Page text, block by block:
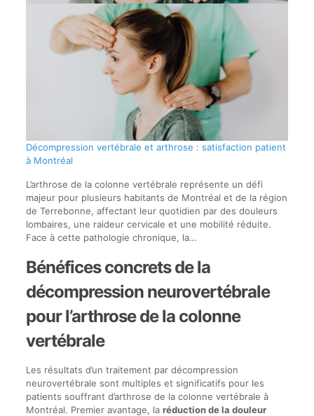
Décompression vertébrale et arthrose : satisfaction patient
à Montréal
L’arthrose de la colonne vertébrale représente un défi
majeur pour plusieurs habitants de Montréal et de la région
de Terrebonne, affectant leur quotidien par des douleurs
lombaires, une raideur cervicale et une mobilité réduite.
Face à cette pathologie chronique, la…
Bénéfices concrets de la
décompression neurovertébrale
pour l’arthrose de la colonne
vertébrale
Les résultats d’un traitement par décompression
neurovertébrale sont multiples et significatifs pour les
patients souffrant d’arthrose de la colonne vertébrale à
Montréal. Premier avantage, la réduction de la douleur